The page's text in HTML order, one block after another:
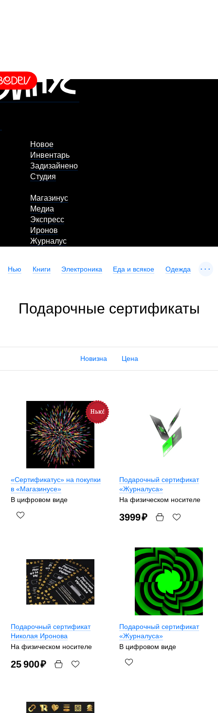
Новое
Инвентарь
Задизайнено
Студия
Магазинус
Медиа
Экспресс
Иронов
Журналус
Нью Книги Электроника Еда и всякое Одежда ...
Подарочные сертификаты
Новизна Цена
«Сертификатус» на покупки
в «Магазинусе»
В цифровом виде
Подарочный сертификат
«Журналуса»
На физическом носителе
3999₽
Подарочный сертификат
Николая Иронова
На физическом носителе
25 900₽
Подарочный сертификат
«Журналуса»
В цифровом виде